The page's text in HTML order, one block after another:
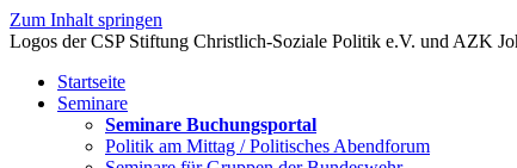
Zum Inhalt springen
Startseite
Seminare
Seminare Buchungsportal
Politik am Mittag / Politisches Abendforum